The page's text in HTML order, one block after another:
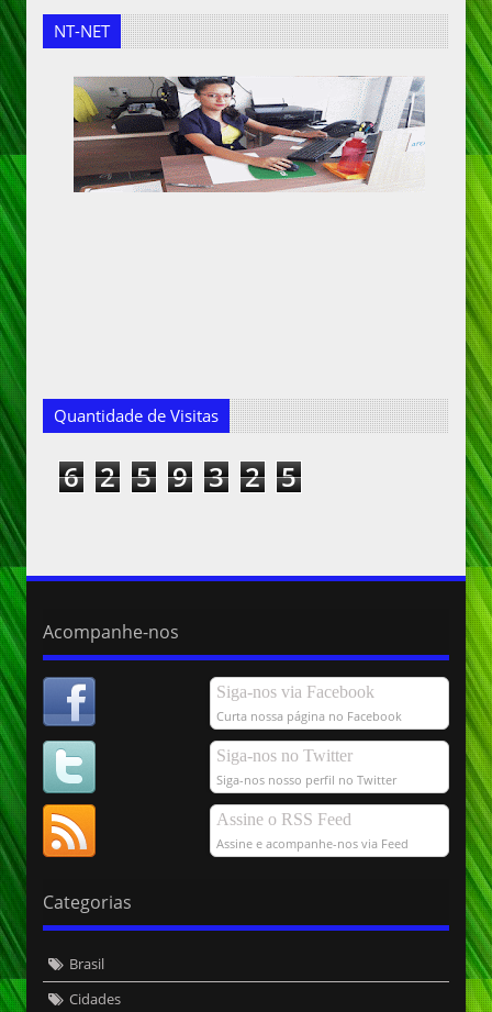
NT-NET
Quantidade de Visitas
6 2 5 9 3 2 5
Acompanhe-nos
Siga-nos via Facebook
Curta nossa página no Facebook
Siga-nos no Twitter
Siga-nos nosso perfil no Twitter
Assine o RSS Feed
Assine e acompanhe-nos via Feed
Categorias
Brasil
Cidades